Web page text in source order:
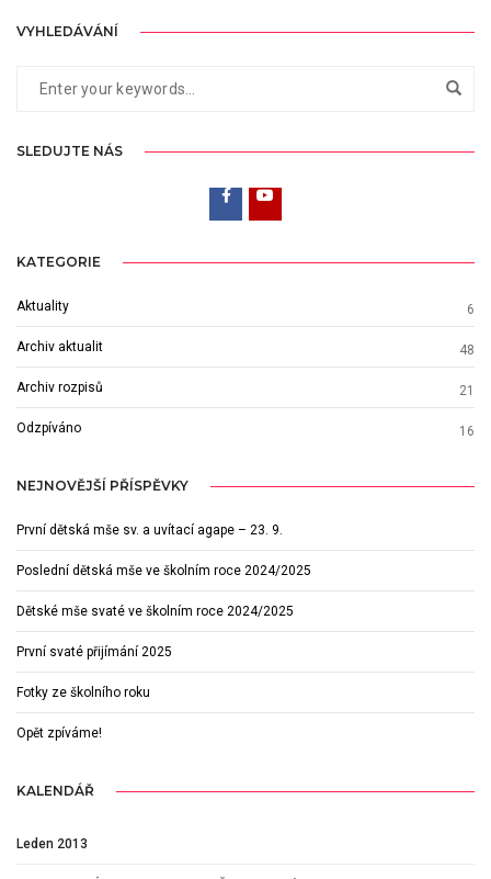
VYHLEDÁVÁNÍ
SLEDUJTE NÁS
KATEGORIE
Aktuality 6
Archiv aktualit 48
Archiv rozpisů 21
Odzpíváno 16
NEJNOVĚJŠÍ PŘÍSPĚVKY
První dětská mše sv. a uvítací agape – 23. 9.
Poslední dětská mše ve školním roce 2024/2025
Dětské mše svaté ve školním roce 2024/2025
První svaté přijímání 2025
Fotky ze školního roku
Opět zpíváme!
KALENDÁŘ
Leden 2013